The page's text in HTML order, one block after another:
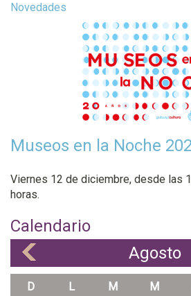
Novedades
Museos en la Noche
Viernes 12 de diciembre, desde las
horas.
Calendario
Agosto
D L M M